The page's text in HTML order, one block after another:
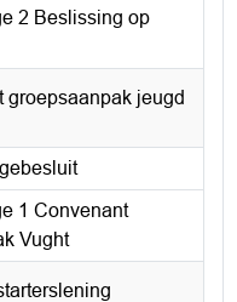
2 Beslissing op
groepsaanpak jeugd
1 Convenant
Vught